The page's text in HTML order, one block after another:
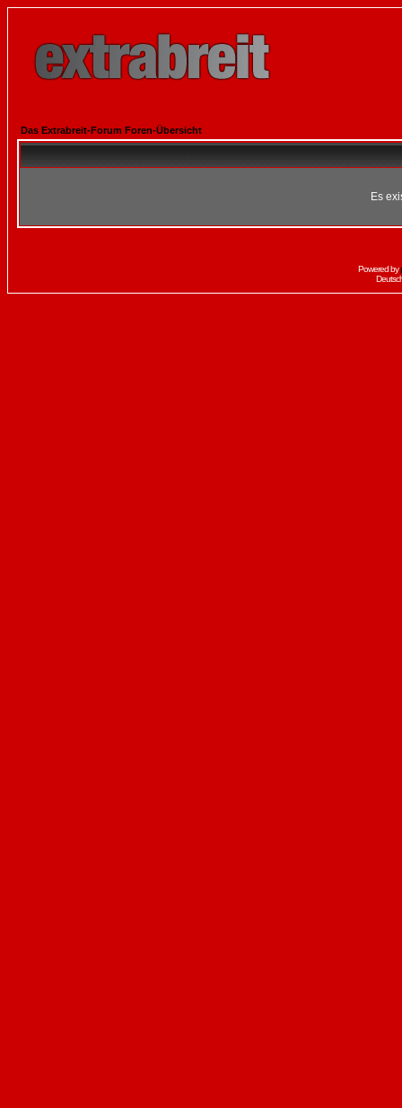
Das Extrabreit-Forum Foren-Übersicht
Es
Powered by